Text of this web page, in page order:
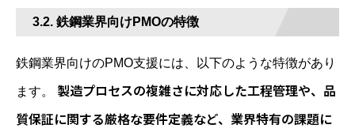
3.2. 鉄鋼業界向けPMOの特徴
鉄鋼業界向けのPMO支援には、以下のような特徴があり
ます。 製造プロセスの複雑さに対応した工程管理や、品
質保証に関する厳格な要件定義など、業界特有の課題に